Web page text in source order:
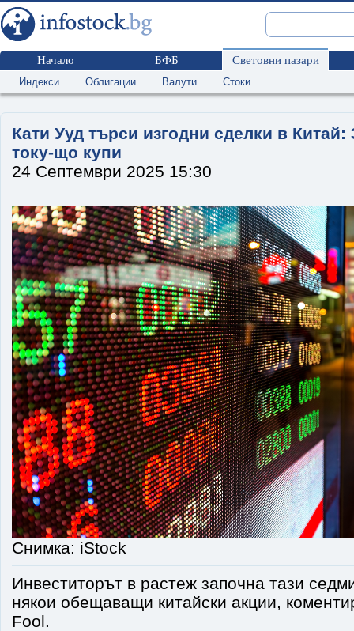
Начало БФБ Световни пазари
Индекси Облигации Валути Стоки
Кати Ууд търси изгодни сделки в Китай:
току-що купи
24 Септември 2025 15:30
Снимка: iStock
Инвеститорът в растеж започна тази
някои обещаващи китайски акции,
Fool.